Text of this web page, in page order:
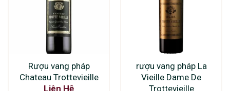
Rượu vang pháp
Chateau Trottevieille
Liên Hệ
rượu vang pháp La
Vieille Dame De
Trottevieille